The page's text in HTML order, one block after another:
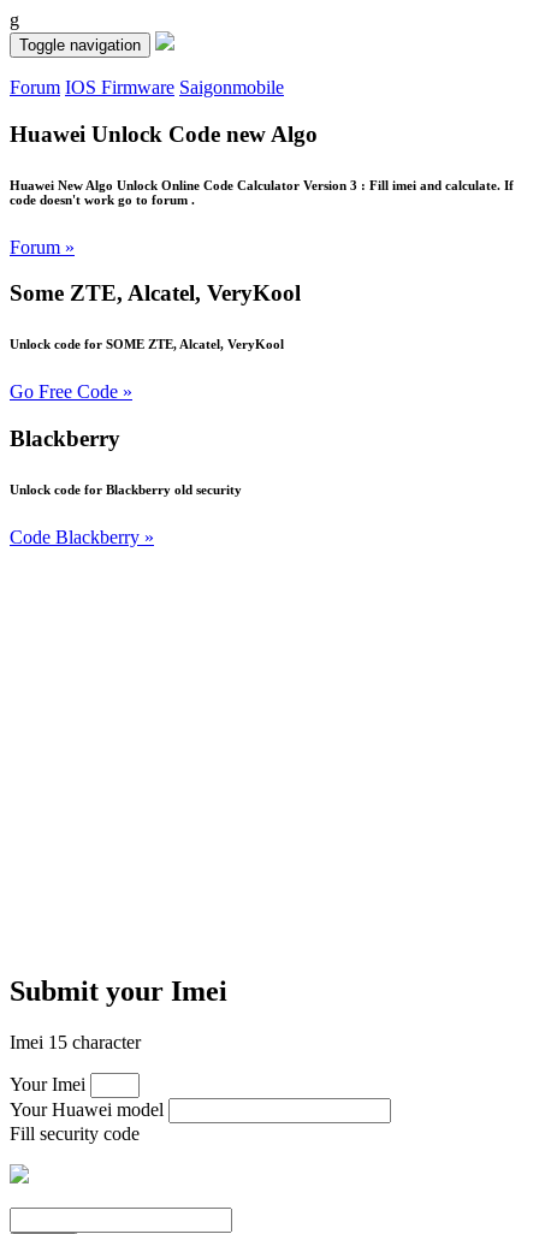
g
Toggle navigation
Forum IOS Firmware Saigonmobile
Huawei Unlock Code new Algo
Huawei New Algo Unlock Online Code Calculator Version 3 : Fill imei and calculate. If
code doesn't work go to forum .
Forum »
Some ZTE, Alcatel, VeryKool
Unlock code for SOME ZTE, Alcatel, VeryKool
Go Free Code »
Blackberry
Unlock code for Blackberry old security
Code Blackberry »
Submit your Imei
Imei 15 character
Your Imei
Your Huawei model
Fill security code